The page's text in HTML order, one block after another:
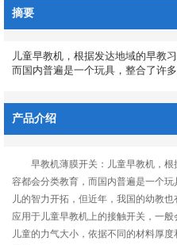
摘要
儿童早教机，根据发达地域的早教
而国内普遍是一个玩具，整合了许
产品介绍
早教机薄膜开关：儿童早教机，根
容都会分类教育，而国内普遍是一个
儿的智力开拓，但近年，我国的幼教
应用于儿童早教机上的接触开关，一
儿童的力气大小，依据不同的材料厚